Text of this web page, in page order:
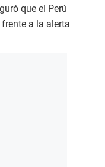
que el Perú
a la alerta